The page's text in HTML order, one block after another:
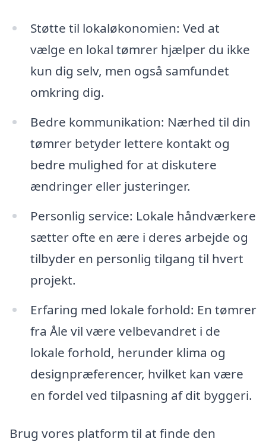
Støtte til lokaløkonomien: Ved at
vælge en lokal tømrer hjælper du ikke
kun dig selv, men også samfundet
omkring dig.
Bedre kommunikation: Nærhed til din
tømrer betyder lettere kontakt og
bedre mulighed for at diskutere
ændringer eller justeringer.
Personlig service: Lokale håndværkere
sætter ofte en ære i deres arbejde og
tilbyder en personlig tilgang til hvert
projekt.
Erfaring med lokale forhold: En tømrer
fra Åle vil være velbevandret i de
lokale forhold, herunder klima og
designpræferencer, hvilket kan være
en fordel ved tilpasning af dit byggeri.
Brug vores platform til at finde den